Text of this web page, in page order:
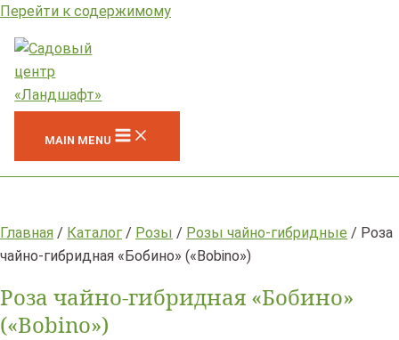
Перейти к содержимому
MAIN MENU
Главная / Каталог/ Розы / Розы чайно-гибридные / Роза
чайно-гибридная «Бобино» («Bobino»)
Роза чайно-гибридная «Бобино»
(«Bobino»)